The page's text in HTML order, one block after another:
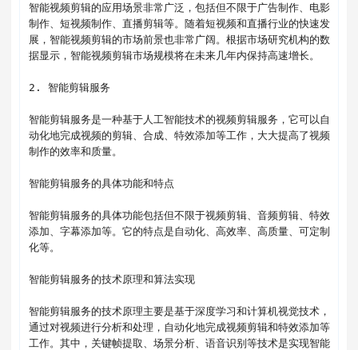
智能视频剪辑的应用场景非常广泛，包括但不限于广告制作、电影
制作、短视频制作、直播剪辑等。随着短视频和直播行业的快速发
展，智能视频剪辑的市场前景也非常广阔。根据市场研究机构的数
据显示，智能视频剪辑市场规模将在未来几年内保持高速增长。
2. 智能剪辑服务
智能剪辑服务是一种基于人工智能技术的视频剪辑服务，它可以自
动化地完成视频的剪辑、合成、特效添加等工作，大大提高了视频
制作的效率和质量。
智能剪辑服务的具体功能和特点
智能剪辑服务的具体功能包括但不限于视频剪辑、音频剪辑、特效
添加、字幕添加等。它的特点是自动化、高效率、高质量、可定制
化等。
智能剪辑服务的技术原理和算法实现
智能剪辑服务的技术原理主要是基于深度学习和计算机视觉技术，
通过对视频进行分析和处理，自动化地完成视频剪辑和特效添加等
工作。其中，关键帧提取、场景分析、语音识别等技术是实现智能